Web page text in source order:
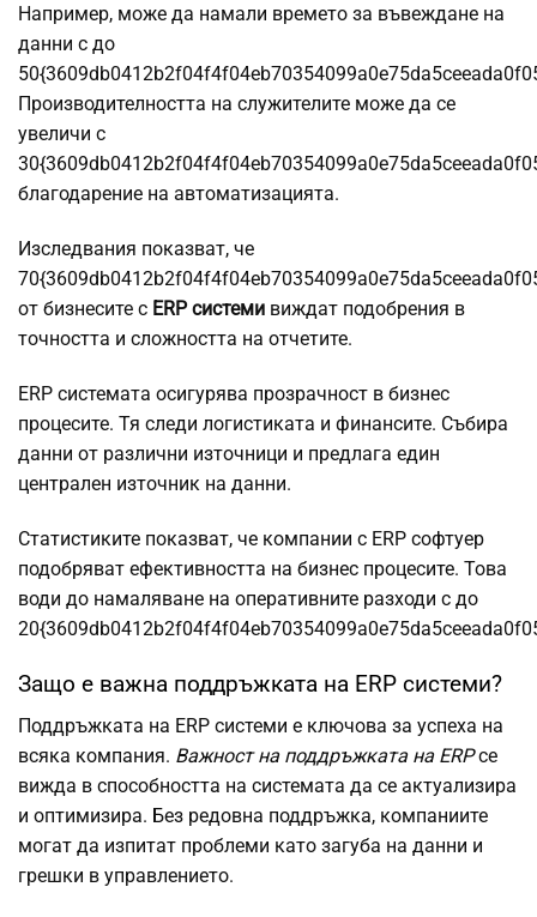
Например, може да намали времето за въвеждане на
данни с до
Производителността на служителите може да се
увеличи с
благодарение на автоматизацията.
Изследвания показват, че
от бизнесите с ERP системи виждат подобрения в
точността и сложността на отчетите.
ERP системата осигурява прозрачност в бизнес
процесите. Тя следи логистиката и финансите. Събира
данни от различни източници и предлага един
централен източник на данни.
Статистиките показват, че компании с ERP софтуер
подобряват ефективността на бизнес процесите. Това
води до намаляване на оперативните разходи с до
Защо е важна поддръжката на ERP системи?
Поддръжката на ERP системи е ключова за успеха на
всяка компания. Важност на поддръжката на ERPсе
вижда в способността на системата да се актуализира
и оптимизира. Без редовна поддръжка, компаниите
могат да изпитат проблеми като загуба на данни и
грешки в управлението.